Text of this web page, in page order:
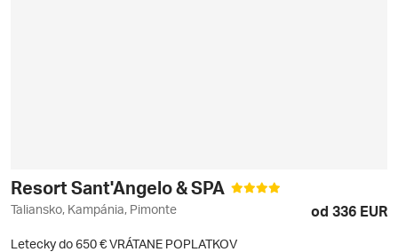
Resort Sant'Angelo & SPA
Taliansko, Kampánia, Pimonte od 336 EUR
Letecky do 650 € VRÁTANE POPLATKOV